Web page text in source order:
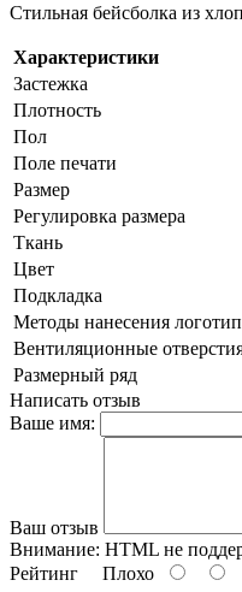
Стильная бейсболка из
Характеристики
Застежка
Плотность
Пол
Поле печати
Размер
Регулировка размера
Ткань
Цвет
Подкладка
Методы нанесения
Вентиляционные
Размерный ряд
Написать отзыв
Ваше имя:
Ваш отзыв
Внимание: HTML не
Рейтинг Плохо